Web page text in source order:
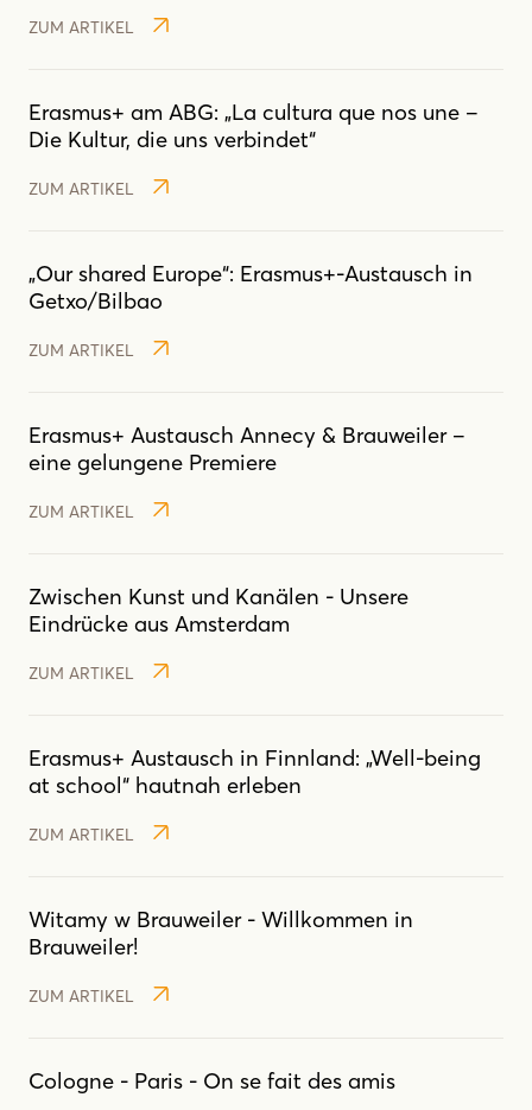
ZUM ARTIKEL
Erasmus+ am ABG: „La cultura que nos une –
Die Kultur, die uns verbindet“
ZUM ARTIKEL
„Our shared Europe“: Erasmus+-Austausch in
Getxo/Bilbao
ZUM ARTIKEL
Erasmus+ Austausch Annecy & Brauweiler –
eine gelungene Premiere
ZUM ARTIKEL
Zwischen Kunst und Kanälen - Unsere
Eindrücke aus Amsterdam
ZUM ARTIKEL
Erasmus+ Austausch in Finnland: „Well-being
at school“ hautnah erleben
ZUM ARTIKEL
Witamy w Brauweiler - Willkommen in
Brauweiler!
ZUM ARTIKEL
Cologne - Paris - On se fait des amis